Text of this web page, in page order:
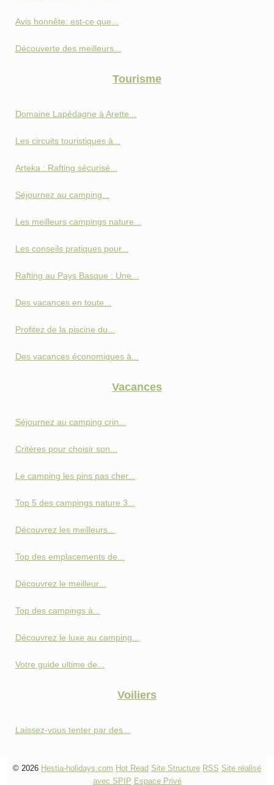
Avis honnête: est-ce que...
Découverte des meilleurs...
Tourisme
Domaine Lapédagne à Arette...
Les circuits touristiques à...
Arteka : Rafting sécurisé...
Séjournez au camping...
Les meilleurs campings nature...
Les conseils pratiques pour...
Rafting au Pays Basque : Une...
Des vacances en toute...
Profitez de la piscine du...
Des vacances économiques à...
Vacances
Séjournez au camping crin...
Critères pour choisir son...
Le camping les pins pas cher...
Top 5 des campings nature 3...
Découvrez les meilleurs...
Top des emplacements de...
Découvrez le meilleur...
Top des campings à...
Découvrez le luxe au camping...
Votre guide ultime de...
Voiliers
Laissez-vous tenter par des...
© 2026 Hestia-holidays.com Hot Read Site Structure RSS Site réalisé
avec SPIP Espace Privé